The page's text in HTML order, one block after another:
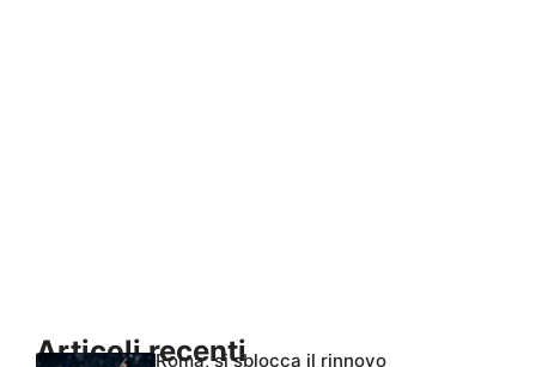
Articoli recentiRoma, si sblocca il rinnovo